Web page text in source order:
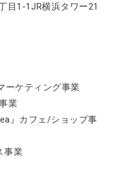
目1-1JR横浜タワー21
ーケティング事業
業
』カフェ/ショップ事
事業